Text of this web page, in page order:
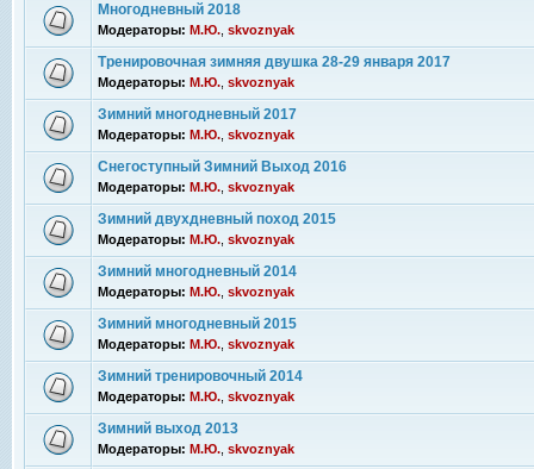
Многодневный 2018
Модераторы: М.Ю. skvoznyak
Тренировочная зимняя двушка 28-29 января 2017
Модераторы: М.Ю. skvoznyak
Зимний многодневный 2017
Модераторы: М.Ю. skvoznyak
Снегоступный Зимний Выход 2016
Модераторы: М.Ю. skvoznyak
Зимний двухдневный поход 2015
Модераторы: М.Ю. skvoznyak
Зимний многодневный 2014
Модераторы: М.Ю. skvoznyak
Зимний многодневный 2015
Модераторы: М.Ю. skvoznyak
Зимний тренировочный 2014
Модераторы: М.Ю. skvoznyak
Зимний выход 2013
Модераторы: М.Ю. skvoznyak